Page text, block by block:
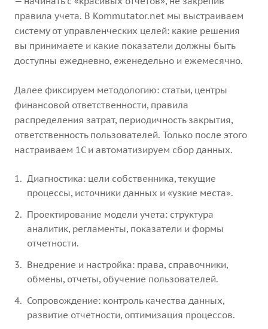
правила учета. В Kommutator.net мы выстраиваем
систему от управленческих целей: какие решения
вы принимаете и какие показатели должны быть
доступны ежедневно, еженедельно и ежемесячно.
Далее фиксируем методологию: статьи, центры
финансовой ответственности, правила
распределения затрат, периодичность закрытия,
ответственность пользователей. Только после этого
настраиваем 1С и автоматизируем сбор данных.
Диагностика: цели собственника, текущие
процессы, источники данных и «узкие места».
Проектирование модели учета: структура
аналитик, регламенты, показатели и формы
отчетности.
Внедрение и настройка: права, справочники,
обмены, отчеты, обучение пользователей.
Сопровождение: контроль качества данных,
развитие отчетности, оптимизация процессов.